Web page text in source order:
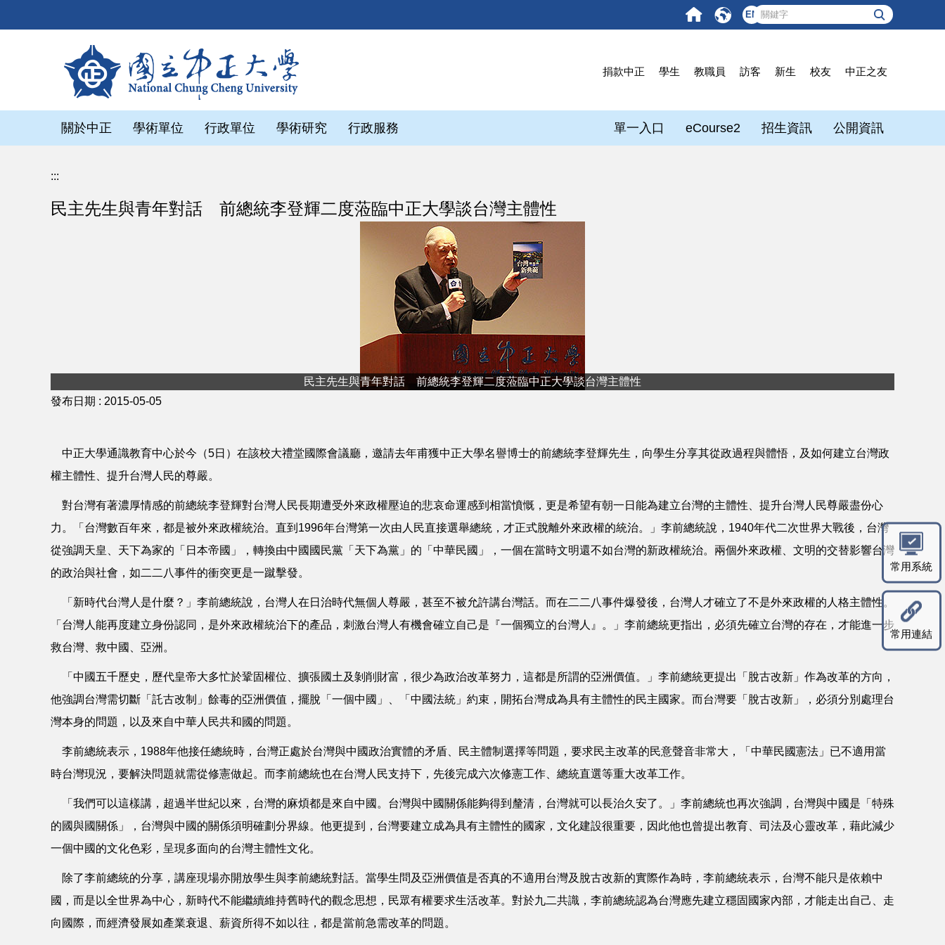
到
區
EN
捐款中正 學生 教職員 訪客 新生 校友 中正之友
關於中正 學術單位 行政單位 學術研究 行政服務 單一入口 eCourse2 招生資訊 公開資訊
常用系統
常用連結
:::
民主先生與青年對話 前總統李登輝二度蒞臨中正大學談台灣主體性
民主先生與青年對話 前總統李登輝二度蒞臨中正大學談台灣主體性
發布日期 : 2015-05-05
中正大學通識教育中心於今（5日）在該校大禮堂國際會議廳，邀請去年甫獲中正大學名譽博士的前總統李登輝先生，向學生分享其從政過程與體悟，及如何建立台灣政
權主體性、提升台灣人民的尊嚴。
對台灣有著濃厚情感的前總統李登輝對台灣人民長期遭受外來政權壓迫的悲哀命運感到相當憤慨，更是希望有朝一日能為建立台灣的主體性、提升台灣人民尊嚴盡份心
力。「台灣數百年來，都是被外來政權統治。直到1996年台灣第一次由人民直接選舉總統，才正式脫離外來政權的統治。」李前總統說，1940年代二次世界大戰後，台灣
從強調天皇、天下為家的「日本帝國」，轉換由中國國民黨「天下為黨」的「中華民國」，一個在當時文明還不如台灣的新政權統治。兩個外來政權、文明的交替影響台灣
的政治與社會，如二二八事件的衝突更是一蹴擊發。
「新時代台灣人是什麼？」李前總統說，台灣人在日治時代無個人尊嚴，甚至不被允許講台灣話。而在二二八事件爆發後，台灣人才確立了不是外來政權的人格主體性。
「台灣人能再度建立身份認同，是外來政權統治下的產品，刺激台灣人有機會確立自己是『一個獨立的台灣人』。」李前總統更指出，必須先確立台灣的存在，才能進一步
救台灣、救中國、亞洲。
「中國五千歷史，歷代皇帝大多忙於鞏固權位、擴張國土及剝削財富，很少為政治改革努力，這都是所謂的亞洲價值。」李前總統更提出「脫古改新」作為改革的方向，
他強調台灣需切斷「託古改制」餘毒的亞洲價值，擺脫「一個中國」、「中國法統」約束，開拓台灣成為具有主體性的民主國家。而台灣要「脫古改新」，必須分別處理台
灣本身的問題，以及來自中華人民共和國的問題。
李前總統表示，1988年他接任總統時，台灣正處於台灣與中國政治實體的矛盾、民主體制選擇等問題，要求民主改革的民意聲音非常大，「中華民國憲法」已不適用當
時台灣現況，要解決問題就需從修憲做起。而李前總統也在台灣人民支持下，先後完成六次修憲工作、總統直選等重大改革工作。
「我們可以這樣講，超過半世紀以來，台灣的麻煩都是來自中國。台灣與中國關係能夠得到釐清，台灣就可以長治久安了。」李前總統也再次強調，台灣與中國是「特殊
的國與國關係」，台灣與中國的關係須明確劃分界線。他更提到，台灣要建立成為具有主體性的國家，文化建設很重要，因此他也曾提出教育、司法及心靈改革，藉此減少
一個中國的文化色彩，呈現多面向的台灣主體性文化。
除了李前總統的分享，講座現場亦開放學生與李前總統對話。當學生問及亞洲價值是否真的不適用台灣及脫古改新的實際作為時，李前總統表示，台灣不能只是依賴中
國，而是以全世界為中心，新時代不能繼續維持舊時代的觀念思想，民眾有權要求生活改革。對於九二共識，李前總統認為台灣應先建立穩固國家內部，才能走出自己、走
向國際，而經濟發展如產業衰退、薪資所得不如以往，都是當前急需改革的問題。